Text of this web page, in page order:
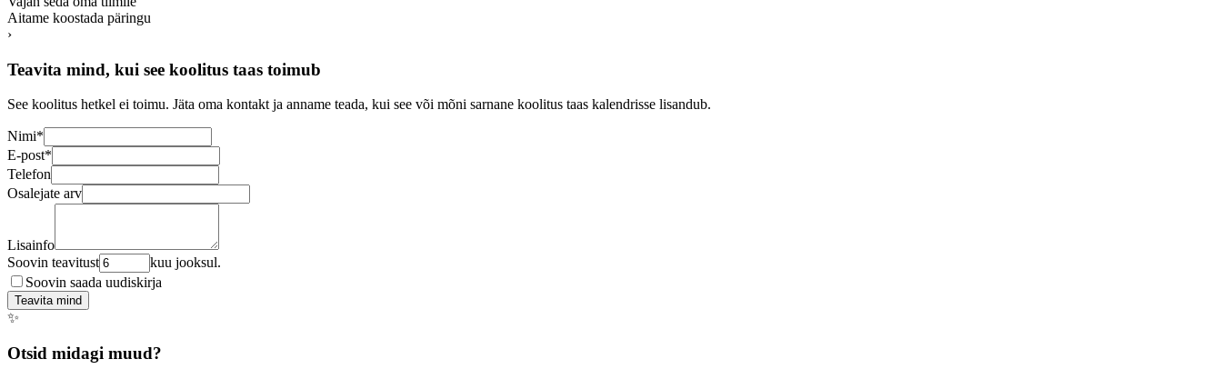
Aitame koostada päringu
›
Teavita mind, kui see koolitus taas toimub
See koolitus hetkel ei toimu. Jäta oma kontakt ja anname teada, kui see või mõni sarnane koolitus taas kalendrisse lisandub.
Nimi*
E-post*
Telefon
Osalejate arv
Lisainfo
Soovin teavitust
kuu jooksul.
Soovin saada uudiskirja
Teavita mind
✨
Otsid midagi muud?